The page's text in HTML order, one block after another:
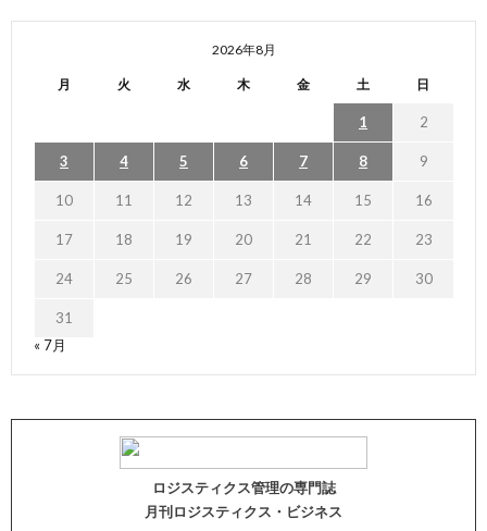
2026年8月
月 火 水 木 金 土 日
1 2
3 4 5 6 7 8 9
10 11 12 13 14 15 16
17 18 19 20 21 22 23
24 25 26 27 28 29 30
31
« 7月
ロジスティクス管理の専門誌
月刊ロジスティクス・ビジネス